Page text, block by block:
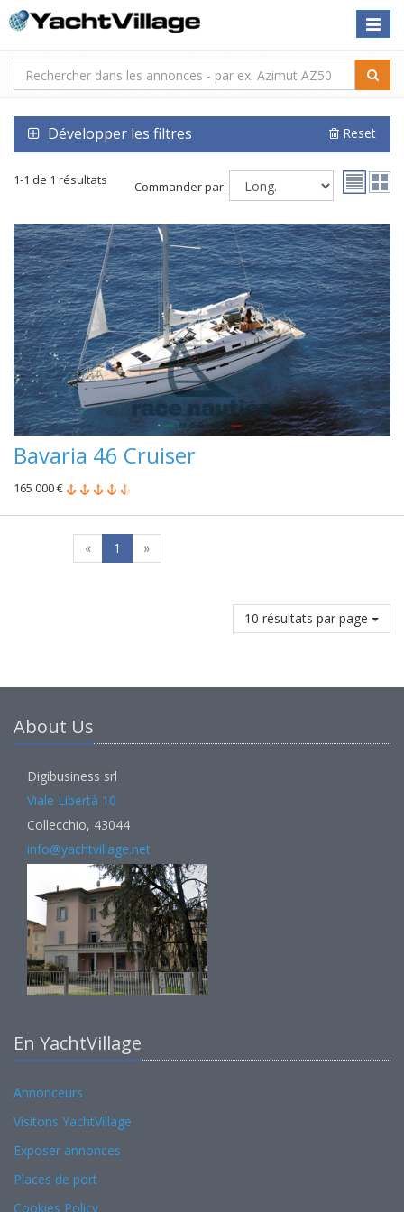
Toggle
Développer les filtres Reset
1-1 de 1 résultats Commander par:
Bavaria 46 Cruiser
165 000 €
« 1 »
10 résultats par page
About Us
Digibusiness srl
Viale Libertà 10
Collecchio, 43044
info@yachtvillage.net
En YachtVillage
Annonceurs
Visitons YachtVillage
Exposer annonces
Places de port
Cookies Policy